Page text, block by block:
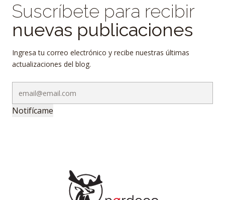
Suscríbete para recibir
nuevas publicaciones
Ingresa tu correo electrónico y recibe nuestras últimas
actualizaciones del blog.
Notifícame